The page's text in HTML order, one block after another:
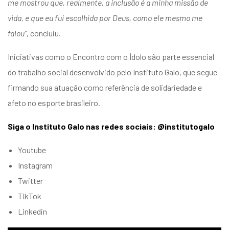
me mostrou que, realmente, a inclusão é a minha missão de
vida, e que eu fui escolhida por Deus, como ele mesmo me
falou”, concluiu.
Iniciativas como o Encontro com o Ídolo são parte essencial
do trabalho social desenvolvido pelo Instituto Galo, que segue
firmando sua atuação como referência de solidariedade e
afeto no esporte brasileiro.
Siga o Instituto Galo nas redes sociais: @institutogalo
Youtube
Instagram
Twitter
TikTok
Linkedin